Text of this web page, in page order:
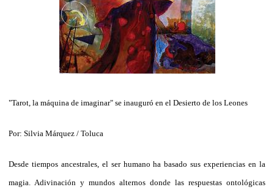
"Tarot, la máquina de imaginar" se inauguró en el Desierto de los Leones
Por: Silvia Márquez / Toluca
Desde tiempos ancestrales, el ser humano ha basado sus experiencias en la
magia. Adivinación y mundos alternos donde las respuestas ontológicas